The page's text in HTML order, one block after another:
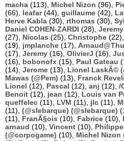
macha (113), Michel Nizon (96),
(66), leafar(44), guillaume (42),
Herve Kabla (30), rthomas (30),
Daniel COHEN-ZARDI (28),
(27), Nicolas (25), Christophe (22),
(19), jmplanche (17),
(17), Jeremy (16), OlivierJ (16),
(16), bobonofx (15), Paul Gateau
(14), Jerome (13), Lionel LaskÃ©
Mawas (@Pem) (13), Franck
Lionel (12), Pascal (12), anj (12), /
Benoit (12), jean (12), Louis van
queffelec (11), LVM (11), jlc (11),
(11), (@slebarque) (@slebarque)
(11), FranÃ§ois (10), Fabrice (10),
arnaud (10), Vincent (10),
(@corpogame) (10), Michel Nizon